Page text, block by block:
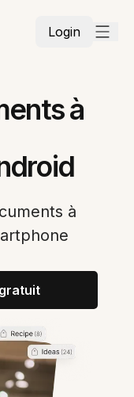
Login
à
à